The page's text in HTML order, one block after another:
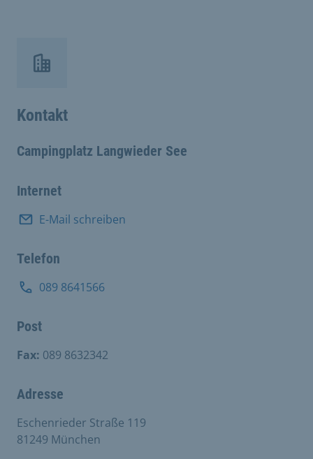
Kontakt
Campingplatz Langwieder See
Internet
E-Mail schreiben
Telefon
089 8641566
Post
Fax: 089 8632342
Adresse
Eschenrieder Straße 119
81249 München